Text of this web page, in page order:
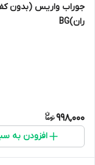
جوراب واریس (بدون
ران)BG
998,000
افزودن به